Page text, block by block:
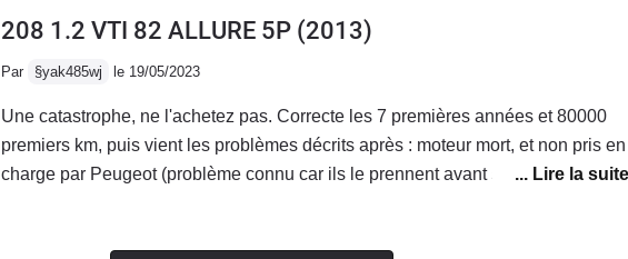
autrement c'est un véhicule au top pas trop chère a l'entretien, le bluetooth avait
tendance à déconner aussi, le confort est bon, un peu ferme quand meme mais
autrement ça va, le coffre est un peu petit mais c'est une citadine donc normal
un peu , un très bon véhicule que je conseillerait à 100%
208 1.2 VTI 82 ALLURE 5P (2013)
Par §yak485wj le 19/05/2023
Une catastrophe, ne l'achetez pas. Correcte les 7 premières années et 80000
premiers km, puis vient les problèmes décrits après : moteur mort, et non pris en
charge par Peugeot (problème connu car ils le prennent avant 5 ans ET 150000